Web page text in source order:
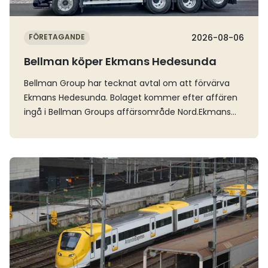
Göteborg.
FÖRETAGANDE 2026-08-06
Bellman köper Ekmans Hedesunda
Bellman Group har tecknat avtal om att förvärva
Ekmans Hedesunda. Bolaget kommer efter affären
ingå i Bellman Groups affärsområde Nord.Ekmans
maskin- och verkstadstjänster med verksamhet i
Gävleborg och cirka 22 årsanställda. Det grundades
1947 och erbjuder transportlösningar och
maskintjänster för bygg- och anläggningsprojekt
samt verkstadstjänster inom service, reparation,
montering och påbyggnationer för tunga fordon.
Verksamheten bedrivs från anläggningar i Gävle och
Hedesunda.Räkenskapsåret 2025 hade Ekmans
Hedesunda AB en nettoomsättning om cirka 240
Läs mer